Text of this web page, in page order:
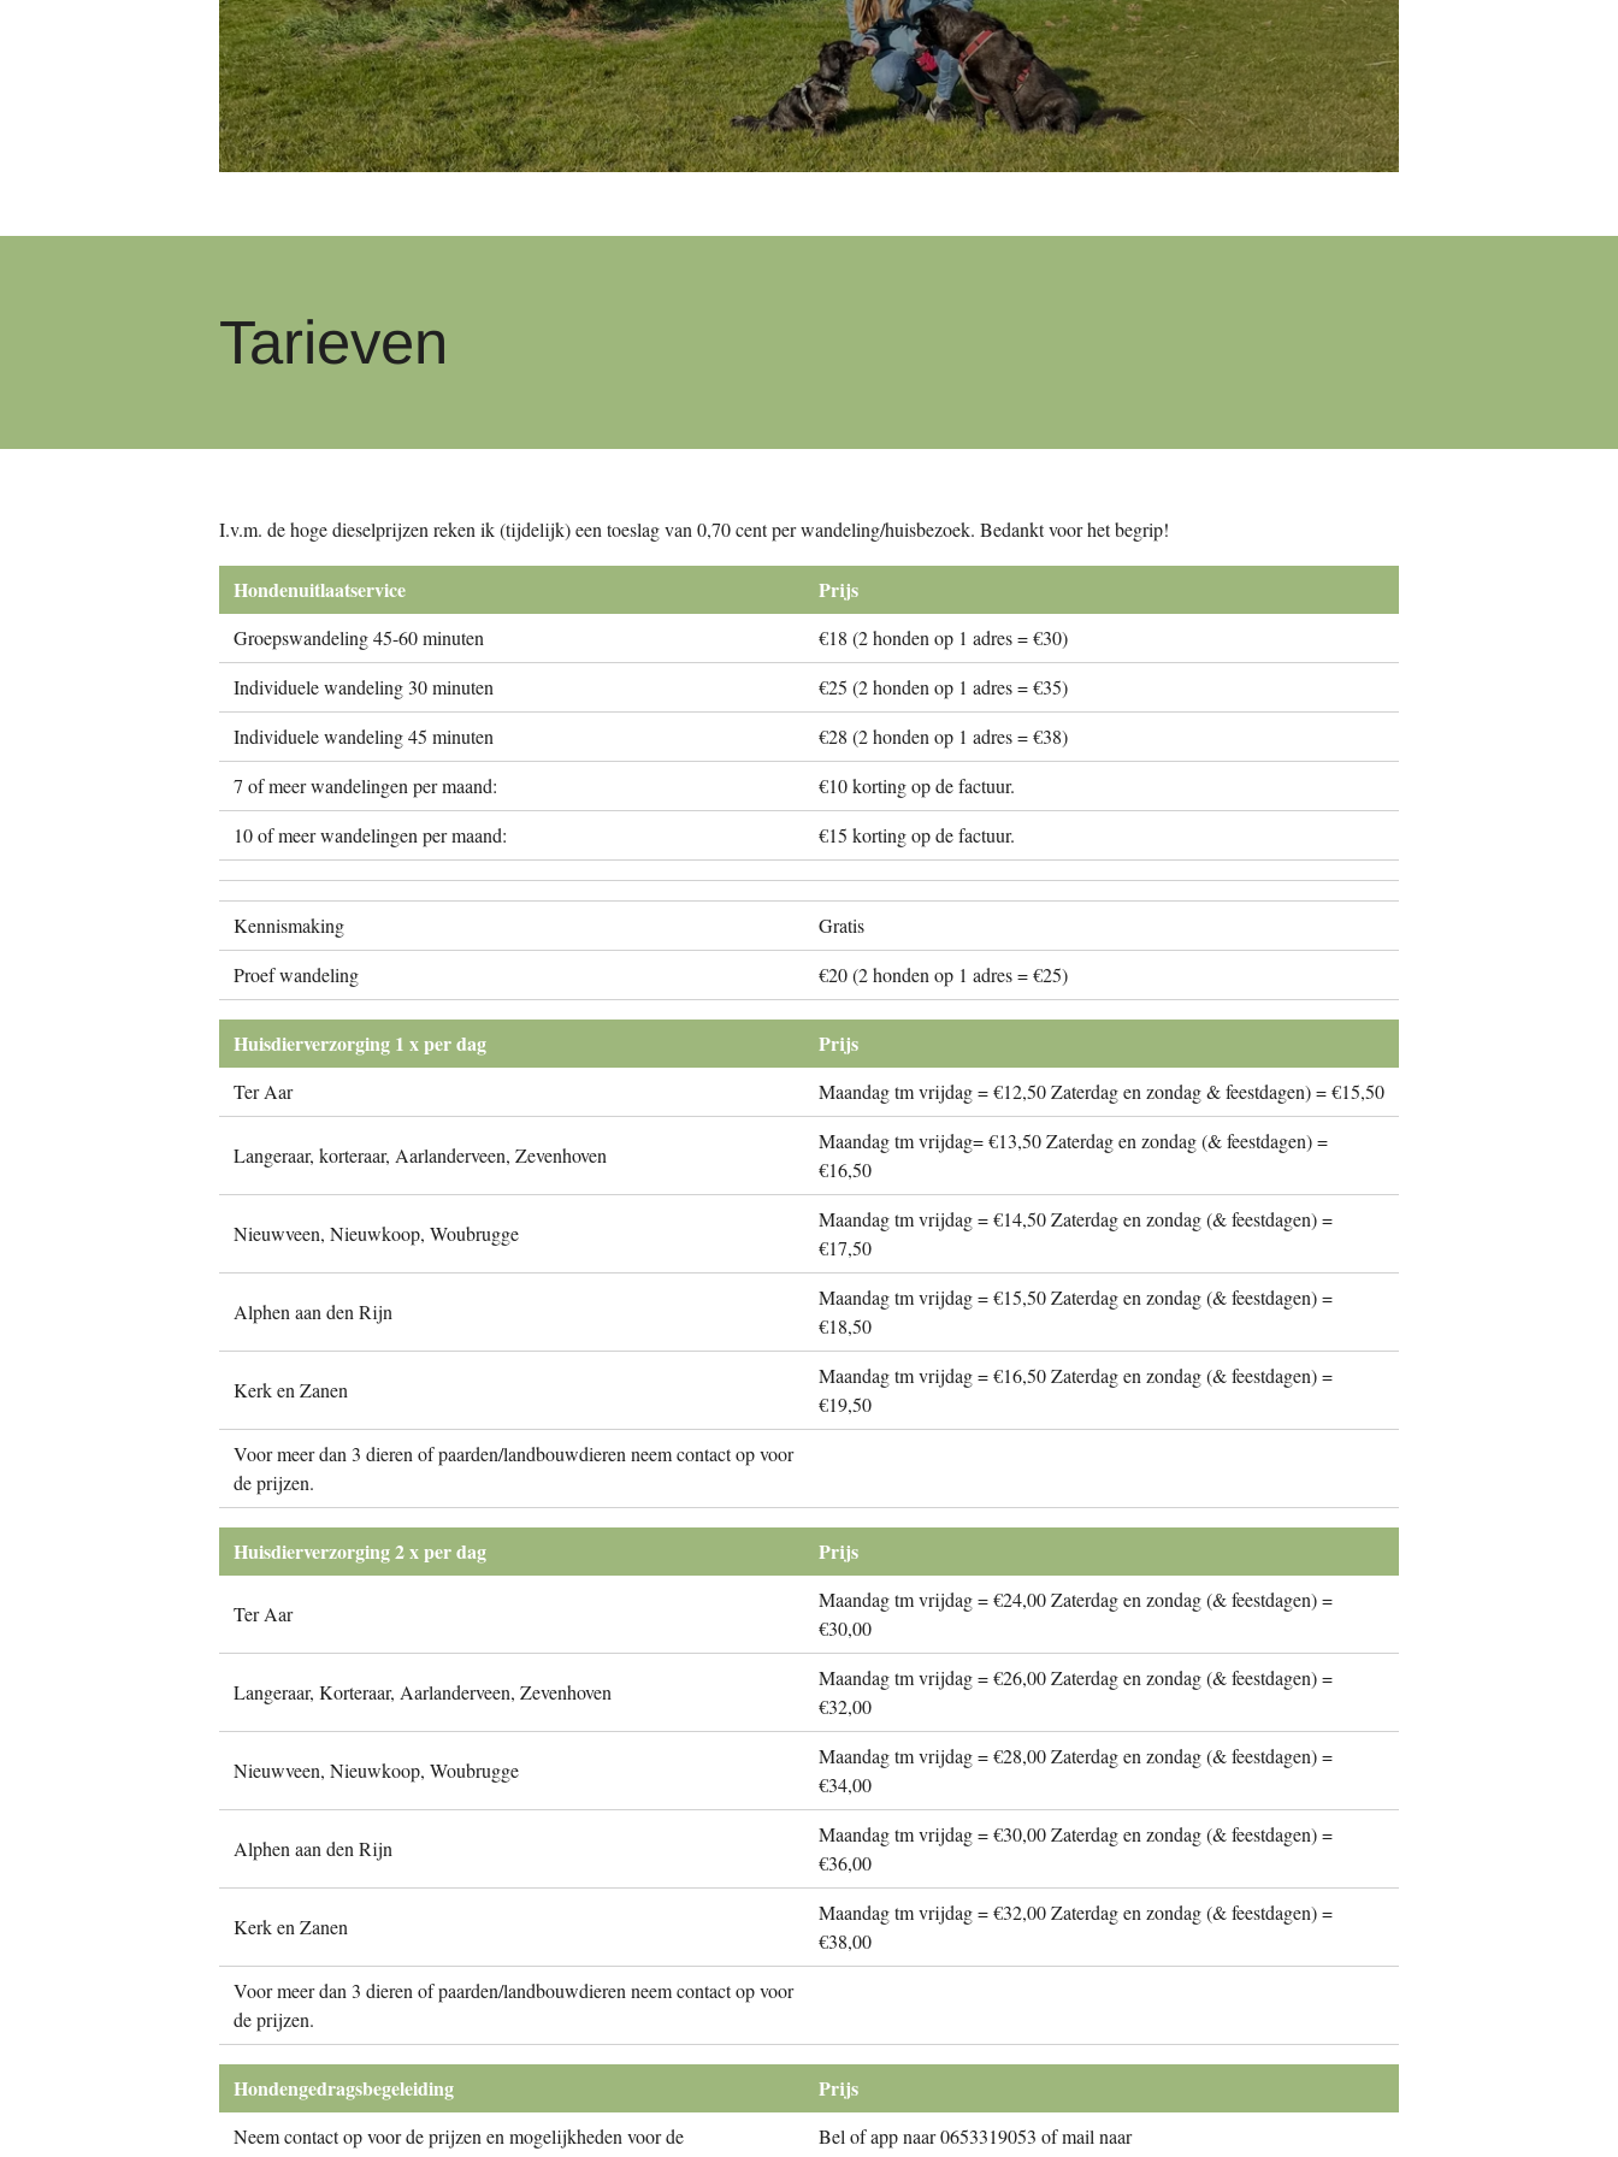
Tarieven
I.v.m. de hoge dieselprijzen reken ik (tijdelijk) een toeslag van 0,70 cent per wandeling/huisbezoek. Bedankt voor het begrip!
Hondenuitlaatservice Prijs
Groepswandeling 45-60 minuten
€18 (2 honden op 1 adres = €30)
Individuele wandeling 30 minuten
€25 (2 honden op 1 adres = €35)
Individuele wandeling 45 minuten
€28 (2 honden op 1 adres = €38)
7 of meer wandelingen per maand:
€10 korting op de factuur.
10 of meer wandelingen per maand:
€15 korting op de factuur.
Kennismaking
Gratis
Proef wandeling
€20 (2 honden op 1 adres = €25)
Huisdierverzorging 1 x per dag Prijs
Ter Aar Maandag tm vrijdag = €12,50 Zaterdag en zondag & feestdagen) = €15,50
Langeraar, korteraar, Aarlanderveen, Zevenhoven
Maandag tm vrijdag= €13,50 Zaterdag en zondag (& feestdagen) =
€16,50
Nieuwveen, Nieuwkoop, Woubrugge
Maandag tm vrijdag = €14,50 Zaterdag en zondag (& feestdagen) =
€17,50
Alphen aan den Rijn
Maandag tm vrijdag = €15,50 Zaterdag en zondag (& feestdagen) =
€18,50
Kerk en Zanen
Maandag tm vrijdag = €16,50 Zaterdag en zondag (& feestdagen) =
€19,50
Voor meer dan 3 dieren of paarden/landbouwdieren neem contact op voor
de prijzen.
Huisdierverzorging 2 x per dag Prijs
Ter Aar
Maandag tm vrijdag = €24,00 Zaterdag en zondag (& feestdagen) =
€30,00
Langeraar, Korteraar, Aarlanderveen, Zevenhoven
Maandag tm vrijdag = €26,00 Zaterdag en zondag (& feestdagen) =
€32,00
Nieuwveen, Nieuwkoop, Woubrugge
Maandag tm vrijdag = €28,00 Zaterdag en zondag (& feestdagen) =
€34,00
Alphen aan den Rijn
Maandag tm vrijdag = €30,00 Zaterdag en zondag (& feestdagen) =
€36,00
Kerk en Zanen
Maandag tm vrijdag = €32,00 Zaterdag en zondag (& feestdagen) =
€38,00
Voor meer dan 3 dieren of paarden/landbouwdieren neem contact op voor
de prijzen.
Hondengedragsbegeleiding Prijs
Neem contact op voor de prijzen en mogelijkheden voor de
Bel of app naar 0653319053 of mail naar